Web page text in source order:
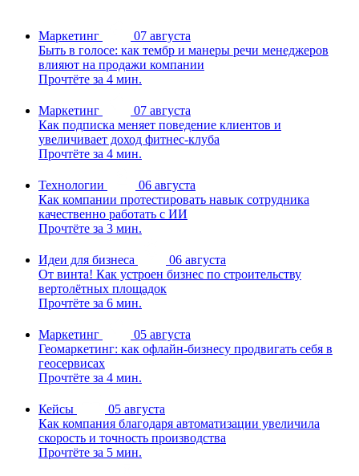
Маркетинг
07 августа
Быть в голосе: как тембр и манеры речи менеджеров
влияют на продажи компании
Прочтёте за 4 мин.
Маркетинг
07 августа
Как подписка меняет поведение клиентов и
увеличивает доход фитнес-клуба
Прочтёте за 4 мин.
Технологии
06 августа
Как компании протестировать навык сотрудника
качественно работать с ИИ
Прочтёте за 3 мин.
Идеи для бизнеса
06 августа
От винта! Как устроен бизнес по строительству
вертолётных площадок
Прочтёте за 6 мин.
Маркетинг
05 августа
Геомаркетинг: как офлайн-бизнесу продвигать себя в
геосервисах
Прочтёте за 4 мин.
Кейсы
05 августа
Как компания благодаря автоматизации увеличила
скорость и точность производства
Прочтёте за 5 мин.